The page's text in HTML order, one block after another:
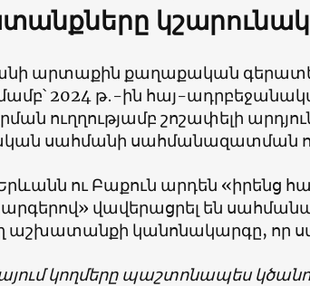
արտաքին քաղաքական
2024 թ․-ին հայ-
ուղղությամբ շոշափելի
սահմանի սահմանազատման
Երևանն ու Բաքուն արդեն
վավերացրել են
կանոնակարգը, որ
կողմերը պաշտոնապես